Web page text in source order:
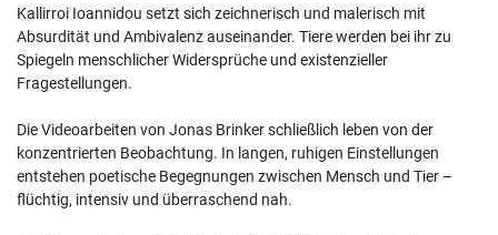
Kallirroi Ioannidou setzt sich zeichnerisch und malerisch mit
Absurdität und Ambivalenz auseinander. Tiere werden bei ihr zu
Spiegeln menschlicher Widersprüche und existenzieller
Fragestellungen.
Die Videoarbeiten von Jonas Brinker schließlich leben von der
konzentrierten Beobachtung. In langen, ruhigen Einstellungen
entstehen poetische Begegnungen zwischen Mensch und Tier –
flüchtig, intensiv und überraschend nah.